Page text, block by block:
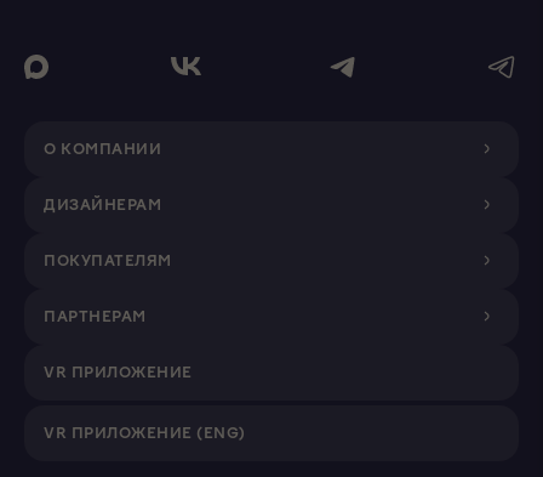
О КОМПАНИИ
ДИЗАЙНЕРАМ
ПОКУПАТЕЛЯМ
ПАРТНЕРАМ
VR ПРИЛОЖЕНИЕ
VR ПРИЛОЖЕНИЕ (ENG)